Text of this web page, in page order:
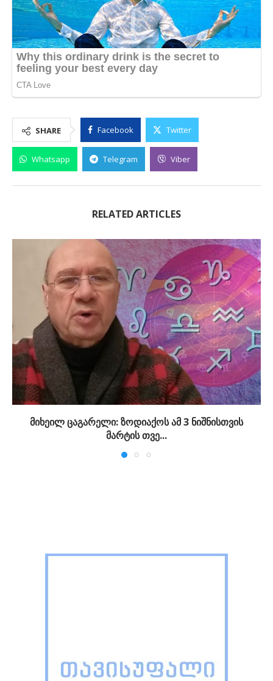
SHARE Facebook Twitter
Whatsapp Telegram Viber
RELATED ARTICLES
მიხეილ ცაგარელი: ზოდიაქოს ამ 3 ნიშნისთვის
მარტის თვე...